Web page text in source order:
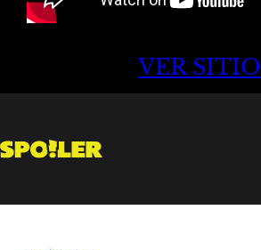
VER SITIO